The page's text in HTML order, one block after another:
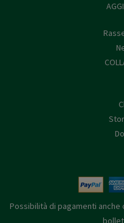
Possibilità di pagamenti